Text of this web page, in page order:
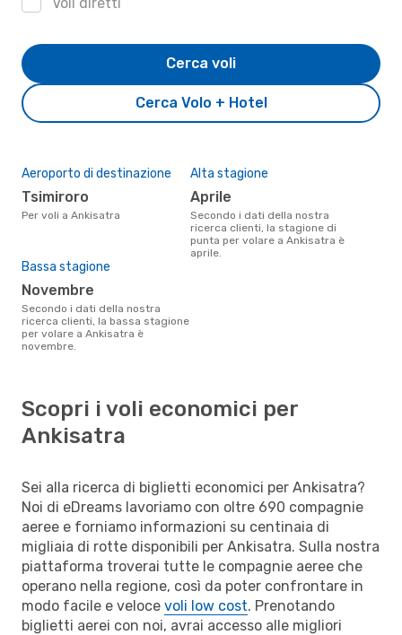
Cerca Volo + Hotel
Cerca voli
Aeroporto di destinazione
Tsimiroro
Per voli a Ankisatra
Alta stagione
aprile
Secondo i dati della nostra
ricerca clienti, la stagione di
punta per volare a Ankisatra è
aprile.
Bassa stagione
novembre
Secondo i dati della nostra
ricerca clienti, la bassa stagione
per volare a Ankisatra è
novembre.
Scopri i voli economici per
Ankisatra
Sei alla ricerca di biglietti economici per Ankisatra?
Noi di eDreams lavoriamo con oltre 690 compagnie
aeree e forniamo informazioni su centinaia di
migliaia di rotte disponibili per Ankisatra. Sulla nostra
piattaforma troverai tutte le compagnie aeree che
operano nella regione, così da poter confrontare in
modo facile e veloce voli low cost. Prenotando
biglietti aerei con noi, avrai accesso alle migliori